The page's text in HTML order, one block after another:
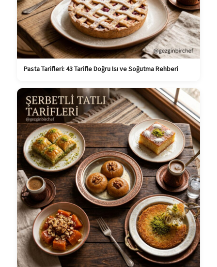
Pasta Tarifleri: 43 Tarifle Doğru Isı ve Soğutma Rehberi